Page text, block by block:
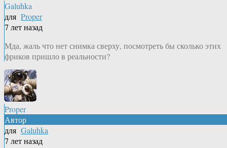
Galuhka
для Proper
7 лет назад
Мда, жаль что нет снимка сверху, посмотреть бы сколько этих
фриков пришло в реальности?
Proper
Автор
для Galuhka
7 лет назад